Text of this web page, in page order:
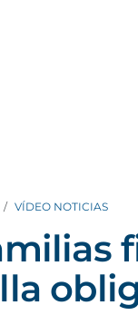
VÍDEO NOTICIAS